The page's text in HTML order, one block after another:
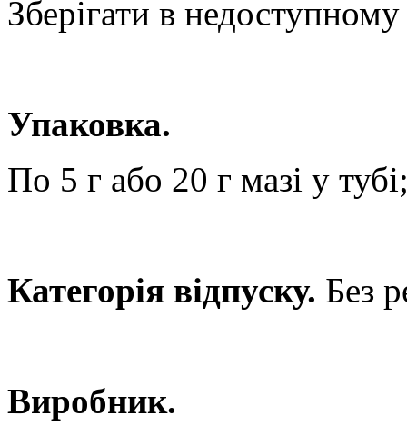
Зберігати в недоступному
Упаковка.
По 5 г або 20 г мазі у
Категорія відпуску. Без
Виробник.